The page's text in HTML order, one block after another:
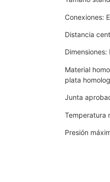
Conexiones:
Distancia
Material
plata
Junta
Temperatura
Presión